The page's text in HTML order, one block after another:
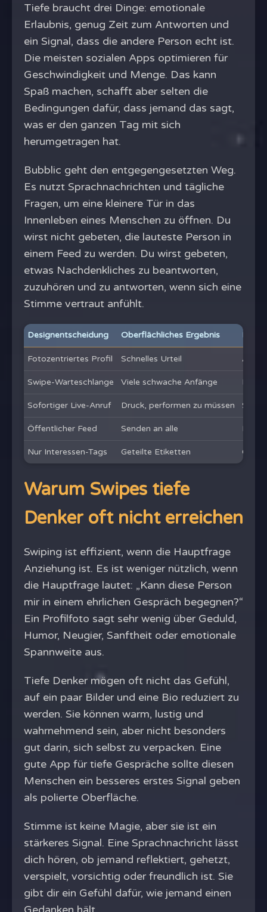
Tiefe braucht drei Dinge: emotionale
Erlaubnis, genug Zeit zum Antworten und
ein Signal, dass die andere Person echt ist.
Die meisten sozialen Apps optimieren für
Geschwindigkeit und Menge. Das kann
Spaß machen, schafft aber selten die
Bedingungen dafür, dass jemand das sagt,
was er den ganzen Tag mit sich
herumgetragen hat.
Bubblic geht den entgegengesetzten Weg.
Es nutzt Sprachnachrichten und tägliche
Fragen, um eine kleinere Tür in das
Innenleben eines Menschen zu öffnen. Du
wirst nicht gebeten, die lauteste Person in
einem Feed zu werden. Du wirst gebeten,
etwas Nachdenkliches zu beantworten,
zuzuhören und zu antworten, wenn sich eine
Stimme vertraut anfühlt.
Designentscheidung Oberflächliches Ergebnis
Fotozentriertes Profil Schnelles Urteil
Swipe-Warteschlange Viele schwache Anfänge
Sofortiger Live-Anruf Druck, performen zu müssen
Öffentlicher Feed Senden an alle Eins-
Nur Interessen-Tags Geteilte Etiketten
Warum Swipes tiefe
Denker oft nicht erreichen
Swiping ist effizient, wenn die Hauptfrage
Anziehung ist. Es ist weniger nützlich, wenn
die Hauptfrage lautet: „Kann diese Person
mir in einem ehrlichen Gespräch begegnen?“
Ein Profilfoto sagt sehr wenig über Geduld,
Humor, Neugier, Sanftheit oder emotionale
Spannweite aus.
Tiefe Denker mögen oft nicht das Gefühl,
auf ein paar Bilder und eine Bio reduziert zu
werden. Sie können warm, lustig und
wahrnehmend sein, aber nicht besonders
gut darin, sich selbst zu verpacken. Eine
gute App für tiefe Gespräche sollte diesen
Menschen ein besseres erstes Signal geben
als polierte Oberfläche.
Stimme ist keine Magie, aber sie ist ein
stärkeres Signal. Eine Sprachnachricht lässt
dich hören, ob jemand reflektiert, gehetzt,
verspielt, vorsichtig oder freundlich ist. Sie
gibt dir ein Gefühl dafür, wie jemand einen